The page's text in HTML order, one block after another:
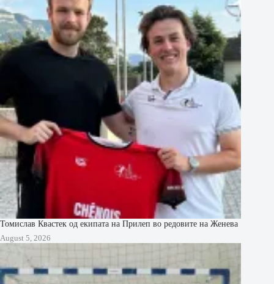
Томислав Квастек од екипата на Прилеп во редовите на Женева
August 5, 2026